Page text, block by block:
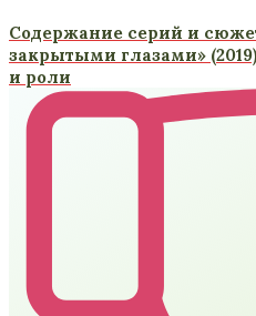
Содержание серий и
закрытыми глазами»
и роли